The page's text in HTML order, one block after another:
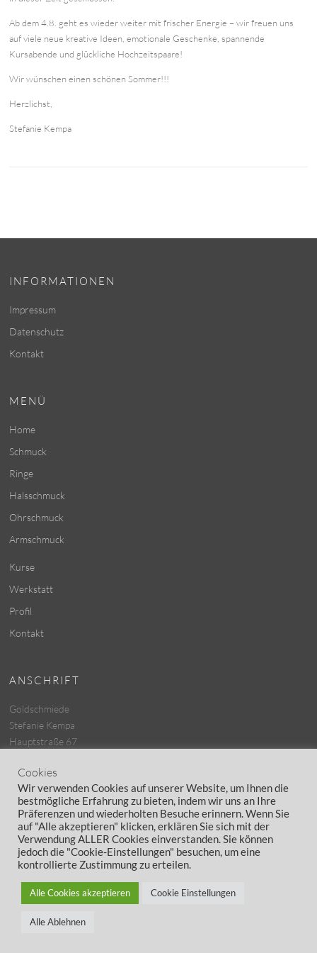
Ab dem 4.8. geht es wieder weiter mit frischer Energie – wir freuen uns
auf viele neue kreative Ideen, emotionale Geschenke, spannende
Kursabende und glückliche Hochzeitspaare!
Wir wünschen einen schönen Sommer!!!
Herzlichst,
Stefanie Kempa
INFORMATIONEN
Impressum
Datenschutz
Kontakt
MENÜ
Home
Schmuck
Ringe
Halsschmuck
Ohrschmuck
Armschmuck
Kurse
Werkstatt
Profil
Kontakt
ANSCHRIFT
Goldschmiede
Stefanie Kempa
Hauptstraße 67
Tel.: 04101 – 8139767
COOKIES
Cookies
Copyright © 2026 Goldschmiede - Stefanie Kempa - Rellingen. Alle
Cookies
Wir verwenden Cookies auf unserer Website, um Ihnen die
bestmögliche Erfahrung zu bieten, indem wir uns an Ihre
Präferenzen und wiederholten Besuche erinnern. Wenn Sie
auf "Alle akzeptieren" klicken, erklären Sie sich mit der
Verwendung ALLER Cookies einverstanden. Sie können
jedoch die "Cookie-Einstellungen" besuchen, um eine
kontrollierte Zustimmung zu erteilen.
Alle Cookies akzeptieren Cookie Einstellungen
Alle Ablehnen